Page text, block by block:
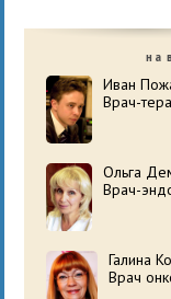
на
Иван
Врач-
Ольга
Врач-
Галина
Врач